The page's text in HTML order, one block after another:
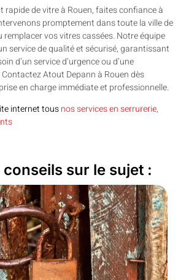
rapide de vitre à Rouen, faites confiance à
promptement dans toute la ville de
remplacer vos vitres cassées. Notre équipe
service de qualité et sécurisé, garantissant
d’un service d’urgence ou d’une
Atout Depann à Rouen dès
en charge immédiate et professionnelle.
internet tousnos services en serrurerie,
sur le sujet :